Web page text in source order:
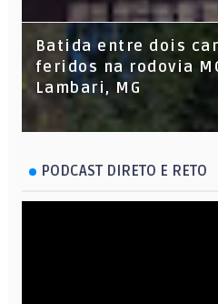
Batida entre dois
feridos na rodovia
Lambari, MG
PODCAST DIRETO E RETO